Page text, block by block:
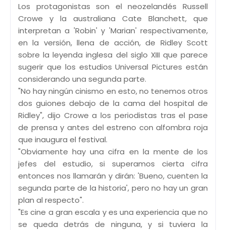
Los protagonistas son el neozelandés Russell
Crowe y la australiana Cate Blanchett, que
interpretan a 'Robin' y 'Marian' respectivamente,
en la versión, llena de acción, de Ridley Scott
sobre la leyenda inglesa del siglo XIII que parece
sugerir que los estudios Universal Pictures están
considerando una segunda parte.
"No hay ningún cinismo en esto, no tenemos otros
dos guiones debajo de la cama del hospital de
Ridley", dijo Crowe a los periodistas tras el pase
de prensa y antes del estreno con alfombra roja
que inaugura el festival.
"Obviamente hay una cifra en la mente de los
jefes del estudio, si superamos cierta cifra
entonces nos llamarán y dirán: 'Bueno, cuenten la
segunda parte de la historia', pero no hay un gran
plan al respecto".
"Es cine a gran escala y es una experiencia que no
se queda detrás de ninguna, y si tuviera la